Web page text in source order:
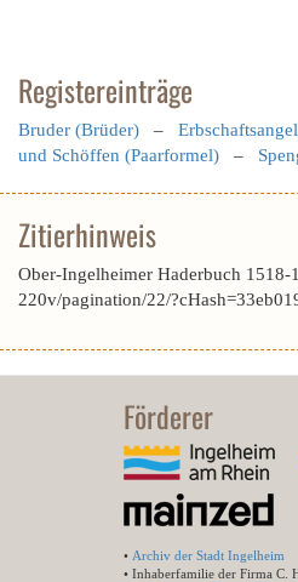
Registereinträge
Bruder (Brüder) –
und Schöffen (Paarformel) –
Zitierhinweis
Ober-Ingelheimer Haderbuch
220v/pagination/22/
Förderer
• Archiv der Stadt Ingelheim
• Inhaberfamilie der Firma C.